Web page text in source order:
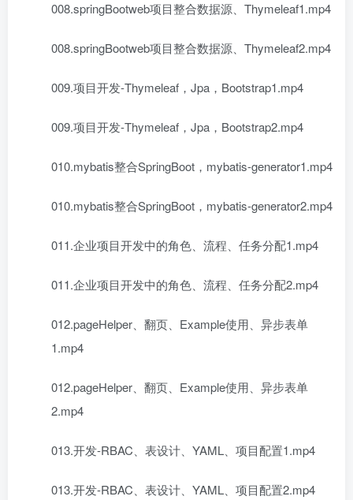
008.springBootweb项目整合数据源、Thymeleaf1.mp4
008.springBootweb项目整合数据源、Thymeleaf2.mp4
009.项目开发-Thymeleaf，Jpa，Bootstrap1.mp4
009.项目开发-Thymeleaf，Jpa，Bootstrap2.mp4
010.mybatis整合SpringBoot，mybatis-generator1.mp4
010.mybatis整合SpringBoot，mybatis-generator2.mp4
011.企业项目开发中的角色、流程、任务分配1.mp4
011.企业项目开发中的角色、流程、任务分配2.mp4
012.pageHelper、翻页、Example使用、异步表单
1.mp4
012.pageHelper、翻页、Example使用、异步表单
2.mp4
013.开发-RBAC、表设计、YAML、项目配置1.mp4
013.开发-RBAC、表设计、YAML、项目配置2.mp4